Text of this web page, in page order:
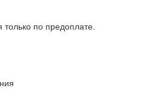
только по предоплате.